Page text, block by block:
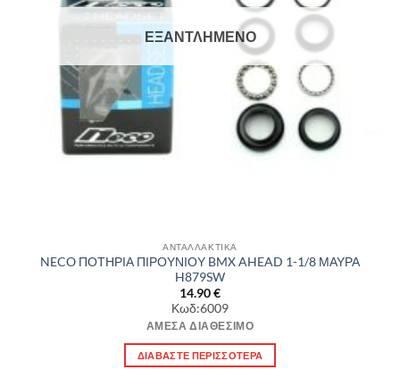
ΕΞΑΝΤΛΗΜΈΝΟ
ΑΝΤΑΛΛΑΚΤΙΚΑ
NECO ΠΟΤΗΡΙΑ ΠΙΡΟΥΝΙΟΥ BMX AHEAD 1-1/8 ΜΑΥΡΑ
H879SW
14.90€
Κωδ:6009
ΆΜΕΣΑ ΔΙΑΘΈΣΙΜΟ
ΔΙΑΒΆΣΤΕ ΠΕΡΙΣΣΌΤΕΡΑ